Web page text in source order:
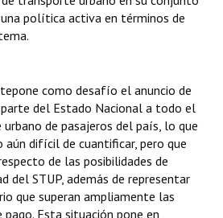
política activa en términos de
como desafío el anuncio de
del Estado Nacional a todo el
de pasajeros del país, lo que
aún difícil de cuantificar, pero que
de las posibilidades de
del STUP, además de representar
que superan ampliamente las
pago. Esta situación pone en